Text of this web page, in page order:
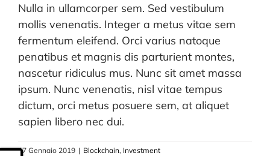
CONTATTI
Nulla in ullamcorper sem. Sed vestibulum
mollis venenatis. Integer a metus vitae sem
fermentum eleifend. Orci varius natoque
penatibus et magnis dis parturient montes,
nascetur ridiculus mus. Nunc sit amet massa
ipsum. Nunc venenatis, nisl vitae tempus
dictum, orci metus posuere sem, at aliquet
sapien libero nec dui.
17 Gennaio 2019 | Blockchain, Investment